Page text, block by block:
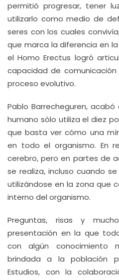
permitió progresar, tener
utilizarlo como medio de
seres con los cuales
que marca la diferencia en
el Homo Erectus logró
capacidad de
proceso evolutivo.
Pablo Barrecheguren,
humano sólo utiliza el diez
que basta ver cómo una
en todo el organismo. En
cerebro, pero en partes de
se realiza, incluso cuando
utilizándose en la zona que
interno del organismo.
Preguntas, risas y
presentación en la que
con algún conocimiento
brindada a la población
Estudios, con la